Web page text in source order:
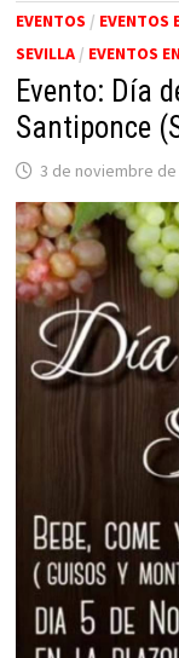
EVENTOS / EVENTOS
SEVILLA/ EVENTOS
Evento: Día
Santiponce
3 de noviembre de